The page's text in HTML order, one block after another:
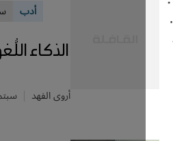
سرد
الذكاء اللُّغويّ..
أروى الفهد سبتمبر 8, 2019